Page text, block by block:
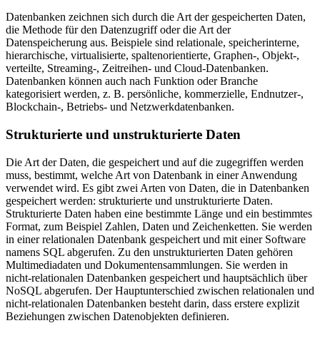
Datenbanken zeichnen sich durch die Art der gespeicherten Daten,
die Methode für den Datenzugriff oder die Art der
Datenspeicherung aus. Beispiele sind relationale, speicherinterne,
hierarchische, virtualisierte, spaltenorientierte, Graphen-, Objekt-,
verteilte, Streaming-, Zeitreihen- und Cloud-Datenbanken.
Datenbanken können auch nach Funktion oder Branche
kategorisiert werden, z. B. persönliche, kommerzielle, Endnutzer-,
Blockchain-, Betriebs- und Netzwerkdatenbanken.
Strukturierte und unstrukturierte Daten
Die Art der Daten, die gespeichert und auf die zugegriffen werden
muss, bestimmt, welche Art von Datenbank in einer Anwendung
verwendet wird. Es gibt zwei Arten von Daten, die in Datenbanken
gespeichert werden: strukturierte und unstrukturierte Daten.
Strukturierte Daten haben eine bestimmte Länge und ein bestimmtes
Format, zum Beispiel Zahlen, Daten und Zeichenketten. Sie werden
in einer relationalen Datenbank gespeichert und mit einer Software
namens SQL abgerufen. Zu den unstrukturierten Daten gehören
Multimediadaten und Dokumentensammlungen. Sie werden in
nicht-relationalen Datenbanken gespeichert und hauptsächlich über
NoSQL abgerufen. Der Hauptunterschied zwischen relationalen und
nicht-relationalen Datenbanken besteht darin, dass erstere explizit
Beziehungen zwischen Datenobjekten definieren.